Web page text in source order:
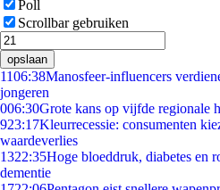
Poll
Scrollbar gebruiken
opslaan
1106:38Manosfeer-influencers
jongeren
006:30Grote kans op vijfde regionale
923:17Kleurrecessie: consumenten
waardeverlies
1322:35Hoge bloeddruk, diabetes en
dementie